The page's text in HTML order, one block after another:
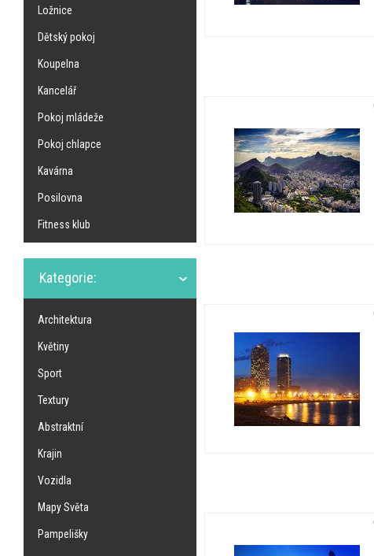
Ložnice
Dětský pokoj
Koupelna
Kancelář
Pokoj mládeže
Pokoj chlapce
Kavárna
Posilovna
Fitness klub
Kategorie:
Architektura
Květiny
Sport
Textury
Abstraktní
Krajin
Vozidla
Mapy Světa
Pampelišky